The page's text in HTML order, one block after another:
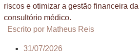
riscos e otimizar a gestão financeira
consultório médico.
Escrito por Matheus Reis
31/07/2026